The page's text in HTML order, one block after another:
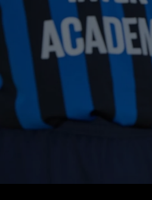
FIELD
Inter Academy è un hub
cui le nuove
è formare i giovani per
campo.
Il rispetto per gli altri, la
e la condivisione delle
progetto: il nostro